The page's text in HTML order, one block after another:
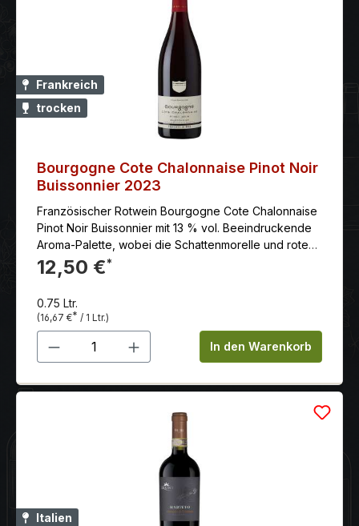
Frankreich
trocken
Bourgogne Cote Chalonnaise Pinot Noir
Buissonnier 2023
Französischer Rotwein Bourgogne Cote Chalonnaise
Pinot Noir Buissonnier mit 13 % vol. Beeindruckende
Aroma-Palette, wobei die Schattenmorelle und rote
Früchte überwiegen. Nach einigen Monaten treten
Rauch- und Ledernoten zum Vorschein. Seine
eingebundene Tannine auf, dank derer der Wein
bereits jung zu genießen, aber dennoch leicht zu
lagern ist. Trinktemperatur 16°C
12,50 €*
0.75 Ltr.
(16,67 €* / 1 Ltr.)
Produkt Anzahl: Gib denIn den Warenkorb
Italien